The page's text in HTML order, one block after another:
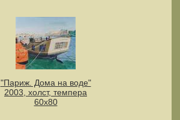
"Париж. Дома на воде"
2003, холст, темпера
60х80